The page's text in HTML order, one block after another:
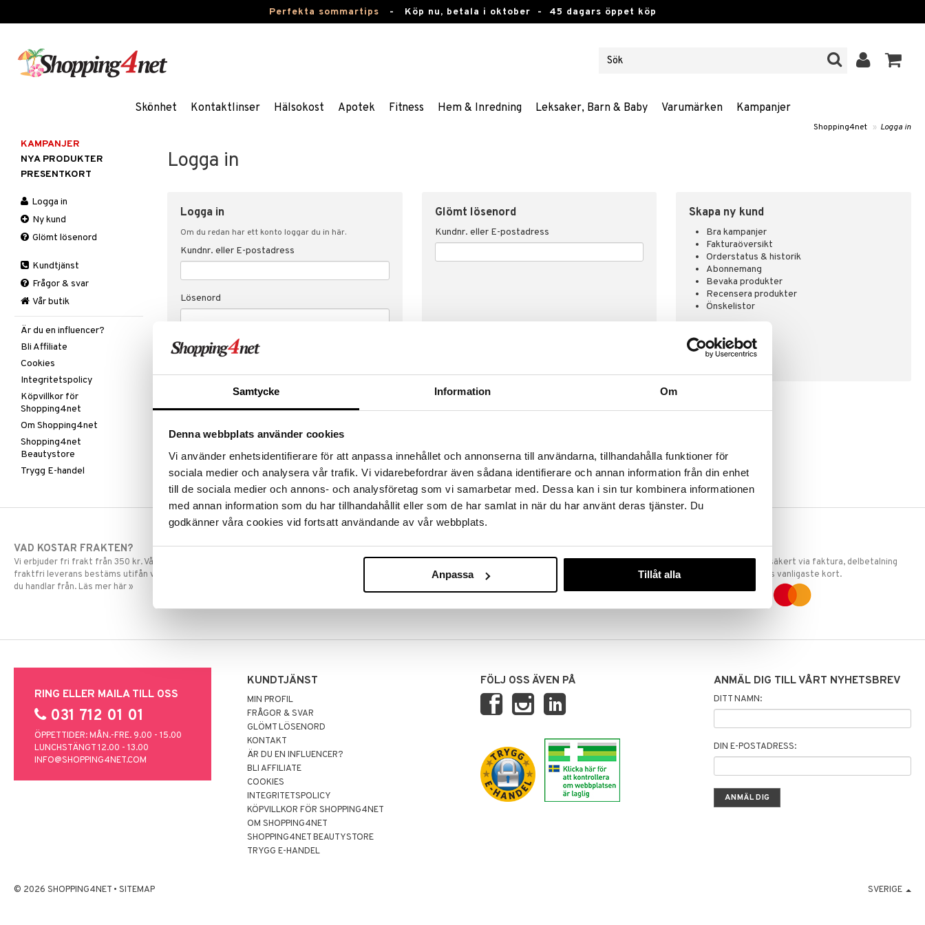
Samtycke Information Om
Denna webbplats använder cookies
Vi använder enhetsidentifierare för att anpassa innehållet och annonserna till användarna, tillhandahålla funktioner för
sociala medier och analysera vår trafik. Vi vidarebefordrar även sådana identifierare och annan information från din enhet
till de sociala medier och annons- och analysföretag som vi samarbetar med. Dessa kan i sin tur kombinera informationen
med annan information som du har tillhandahållit eller som de har samlat in när du har använt deras tjänster. Du
godkänner våra cookies vid fortsatt användande av vår webbplats.
Anpassa Tillåt alla
Perfekta sommartips - Köp nu, betala i oktober - 45 dagars öppet köp
Skönhet Kontaktlinser Hälsokost Apotek Fitness Hem & Inredning Leksaker, Barn & Baby Varumärken Kampanjer
Shopping4net » Logga in
Logga in
Logga in
Om du redan har ett konto loggar du in här.
Kundnr. eller E-postadress
Lösenord
Glömt lösenord
Kundnr. eller E-postadress
Skapa ny kund
Bra kampanjer
Fakturaöversikt
Orderstatus & historik
Abonnemang
Bevaka produkter
Recensera produkter
Önskelistor
SKAPA KUND
KAMPANJER
NYA PRODUKTER
PRESENTKORT
Logga in
Ny kund
Glömt lösenord
Kundtjänst
Frågor & svar
Vår butik
Är du en influencer?
Bli Affiliate
Cookies
Integritetspolicy
Köpvillkor för
Shopping4net
Om Shopping4net
Shopping4net
Beautystore
Trygg E-handel
VAD KOSTAR FRAKTEN?
Vi erbjuder fri frakt från 350 kr. Vår gräns för
fraktfri leverans bestäms utifån vilken avdelning
du handlar från. Läs mer här »
SNABBA LEVERANSER
Beställningar lagda före 14:00 (gäller varor i lager)
GODKÄND AV LÄKEMEDELSVERKET
EU-logotypen är symbolen som visar att vi är
godkända av Läkemedelsverket gällande
TRYGGA KÖP
Handla tryggt & säkert via faktura, delbetalning
eller marknadens vanligaste kort.
RING ELLER MAILA TILL OSS
031 712 01 01
ÖPPETTIDER: MÅN.-FRE. 9.00 - 15.00
LUNCHSTÄNGT 12.00 - 13.00
INFO@SHOPPING4NET.COM
KUNDTJÄNST
MIN PROFIL
FRÅGOR & SVAR
GLÖMT LÖSENORD
KONTAKT
ÄR DU EN INFLUENCER?
BLI AFFILIATE
COOKIES
INTEGRITETSPOLICY
KÖPVILLKOR FÖR SHOPPING4NET
OM SHOPPING4NET
SHOPPING4NET BEAUTYSTORE
TRYGG E-HANDEL
FÖLJ OSS ÄVEN PÅ ANMÄL DIG TILL VÅRT NYHETSBREV
DITT NAMN:
DIN E-POSTADRESS:
© 2026 SHOPPING4NET • SITEMAP SVERIGE